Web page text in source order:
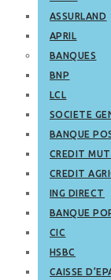
ASSURLAND
APRIL
BANQUES
BNP
LCL
SOCIETE
BANQUE
CREDIT
CREDIT
ING DIRECT
BANQUE
CIC
HSBC
CAISSE